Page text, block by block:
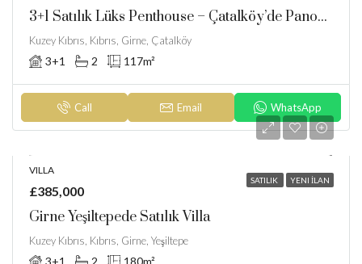
3+1 Satılık Lüks Penthouse – Çatalköy’de Panoramik Deniz Ve Dağ Manzaralı
Kuzey Kıbrıs, Kıbrıs, Girne, Çatalköy
3+1 2 117m²
Call Email WhatsApp
SATILIK YENI İLAN
VILLA
£385,000
Girne Yeşiltepede Satılık Villa
Kuzey Kıbrıs, Kıbrıs, Girne, Yeşiltepe